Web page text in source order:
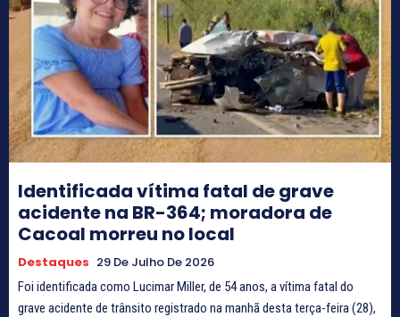
Identificada vítima fatal de grave
acidente na BR-364; moradora de
Cacoal morreu no local
Destaques 29 De Julho De 2026
Foi identificada como Lucimar Miller, de 54 anos, a vítima fatal do
grave acidente de trânsito registrado na manhã desta terça-feira (28),